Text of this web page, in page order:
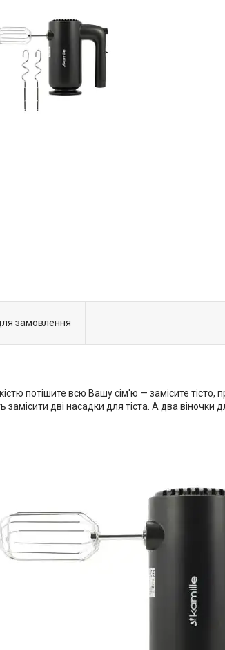
замовлення
потішите всю Вашу сім'ю — замісите тісто,
замісити дві насадки для тіста. А два